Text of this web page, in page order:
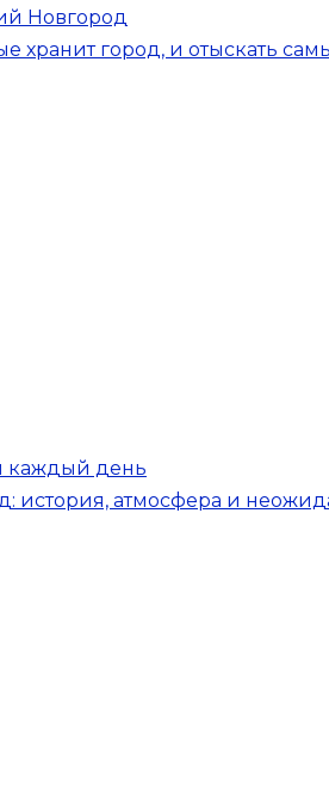
Новгород
хранит город, и отыскать
каждый день
история, атмосфера и